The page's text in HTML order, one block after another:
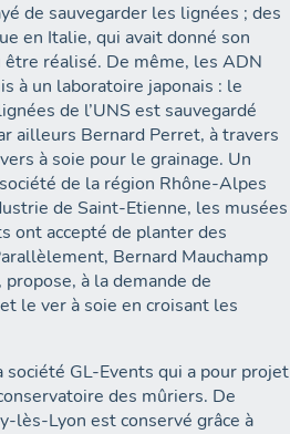
de sauvegarder les lignées ; des
en Italie, qui avait donné son
réalisé. De même, les ADN
à un laboratoire japonais : le
de l’UNS est sauvegardé
ailleurs Bernard Perret, à travers
de la région Rhône-Alpes
de Saint-Etienne, les musées
ont accepté de planter des
Bernard Mauchamp
à la demande de
le ver à soie en croisant les
GL-Events qui a pour projet
des mûriers. De
lès-Lyon est conservé grâce à